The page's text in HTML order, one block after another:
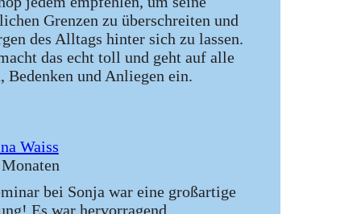
Grenzen zu überschreiten und
des Alltags hinter sich zu lassen.
das echt toll und geht auf alle
Bedenken und Anliegen ein.
Waiss
bei Sonja war eine großartige
Es war hervorragend